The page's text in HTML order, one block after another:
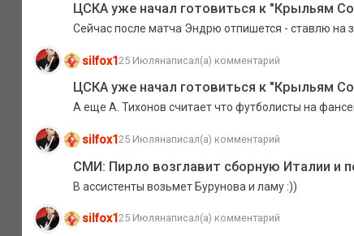
ЦСКА уже начал готовиться к "Крыльям
Сейчас после матча Эндрю отпишется - ставлю на
silfox125 Июлянаписал(а) комментарий
ЦСКА уже начал готовиться к "Крыльям
А еще А. Тихонов считает что футболисты на
silfox125 Июлянаписал(а) комментарий
СМИ: Пирло возглавит сборную Италии и
В ассистенты возьмет Бурунова и ламу :))
silfox125 Июлянаписал(а) комментарий